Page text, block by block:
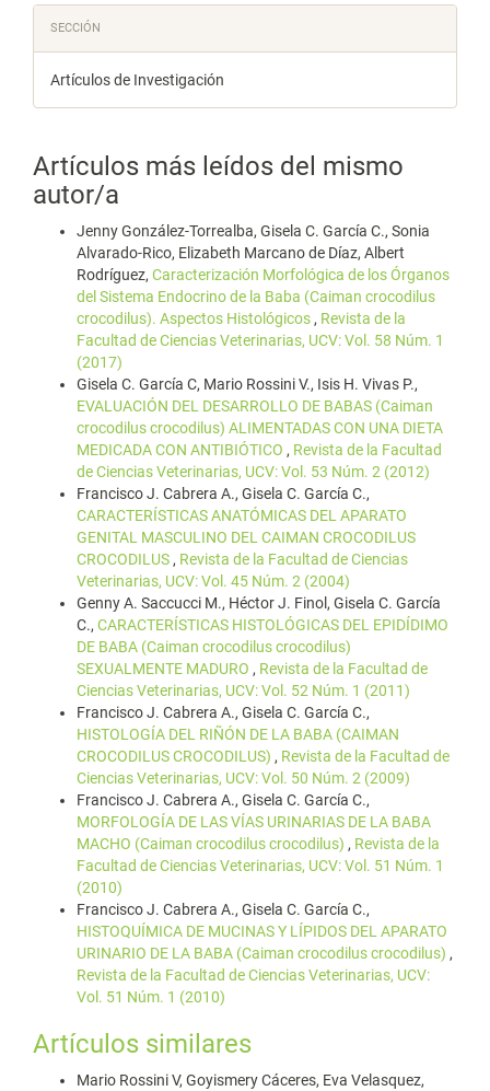
SECCIÓN
Artículos de Investigación
Artículos más leídos del mismo
autor/a
Jenny González-Torrealba, Gisela C. García C., Sonia
Alvarado-Rico, Elizabeth Marcano de Díaz, Albert
Rodríguez, Caracterización Morfológica de los Órganos
del Sistema Endocrino de la Baba (Caiman crocodilus
crocodilus). Aspectos Histológicos , Revista de la
Facultad de Ciencias Veterinarias, UCV: Vol. 58 Núm. 1
(2017)
Gisela C. García C, Mario Rossini V., Isis H. Vivas P.,
EVALUACIÓN DEL DESARROLLO DE BABAS (Caiman
crocodilus crocodilus) ALIMENTADAS CON UNA DIETA
MEDICADA CON ANTIBIÓTICO , Revista de la Facultad
de Ciencias Veterinarias, UCV: Vol. 53 Núm. 2 (2012)
Francisco J. Cabrera A., Gisela C. García C.,
CARACTERÍSTICAS ANATÓMICAS DEL APARATO
GENITAL MASCULINO DEL CAIMAN CROCODILUS
CROCODILUS , Revista de la Facultad de Ciencias
Veterinarias, UCV: Vol. 45 Núm. 2 (2004)
Genny A. Saccucci M., Héctor J. Finol, Gisela C. García
C., CARACTERÍSTICAS HISTOLÓGICAS DEL EPIDÍDIMO
DE BABA (Caiman crocodilus crocodilus)
SEXUALMENTE MADURO , Revista de la Facultad de
Ciencias Veterinarias, UCV: Vol. 52 Núm. 1 (2011)
Francisco J. Cabrera A., Gisela C. García C.,
HISTOLOGÍA DEL RIÑÓN DE LA BABA (CAIMAN
CROCODILUS CROCODILUS) , Revista de la Facultad de
Ciencias Veterinarias, UCV: Vol. 50 Núm. 2 (2009)
Francisco J. Cabrera A., Gisela C. García C.,
MORFOLOGÍA DE LAS VÍAS URINARIAS DE LA BABA
MACHO (Caiman crocodilus crocodilus) , Revista de la
Facultad de Ciencias Veterinarias, UCV: Vol. 51 Núm. 1
(2010)
Francisco J. Cabrera A., Gisela C. García C.,
HISTOQUÍMICA DE MUCINAS Y LÍPIDOS DEL APARATO
URINARIO DE LA BABA (Caiman crocodilus crocodilus) ,
Revista de la Facultad de Ciencias Veterinarias, UCV:
Vol. 51 Núm. 1 (2010)
Artículos similares
Mario Rossini V, Goyismery Cáceres, Eva Velasquez,